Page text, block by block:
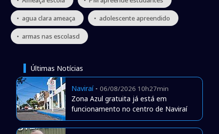
• agua clara ameaça • adolescente apreendido
• armas nas escolasd
Últimas Notícias
Naviraí- 06/08/2026 10h27min
Zona Azul gratuita já está em
funcionamento no centro de Naviraí